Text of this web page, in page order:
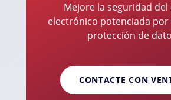
Mejore la seguridad
electrónico potenciada por
protección de
CONTACTE CON